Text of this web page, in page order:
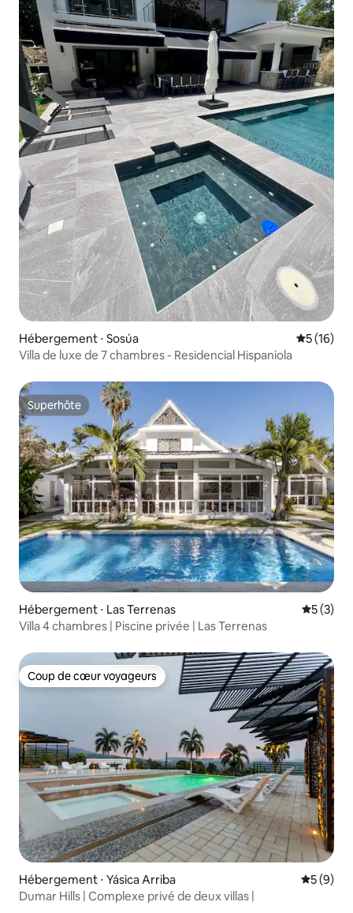
Hébergement ⋅ Sosúa
5 (16)
Villa de luxe de 7 chambres - Residencial Hispaniola
Superhôte
Superhôte
Hébergement ⋅ Las Terrenas
5 (3)
Villa 4 chambres | Piscine privée | Las Terrenas
Coup de cœur voyageurs
Coup de cœur voyageurs
Hébergement ⋅ Yásica Arriba
5 (9)
Dumar Hills | Complexe privé de deux villas |